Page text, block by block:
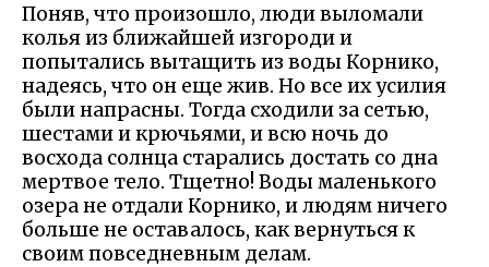
Поняв, что произошло, люди выломали
колья из ближайшей изгороди и
попытались вытащить из воды Корнико,
надеясь, что он еще жив. Но все их усилия
были напрасны. Тогда сходили за сетью,
шестами и крючьями, и всю ночь до
восхода солнца старались достать со дна
мертвое тело. Тщетно! Воды маленького
озера не отдали Корнико, и людям ничего
больше не оставалось, как вернуться к
своим повседневным делам.